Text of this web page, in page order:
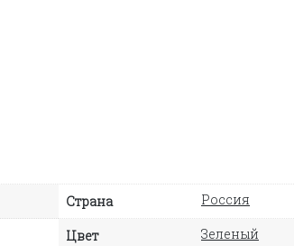
Страна Россия
Цвет Зеленый